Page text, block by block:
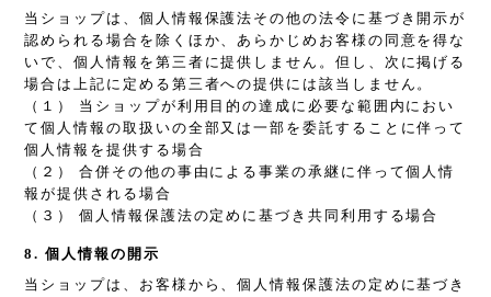
当ショップは、個人情報保護法その他の法令に基づき開示が
認められる場合を除くほか、あらかじめお客様の同意を得な
いで、個人情報を第三者に提供しません。但し、次に掲げる
場合は上記に定める第三者への提供には該当しません。
（１） 当ショップが利用目的の達成に必要な範囲内におい
て個人情報の取扱いの全部又は一部を委託することに伴って
個人情報を提供する場合
（２） 合併その他の事由による事業の承継に伴って個人情
報が提供される場合
（３） 個人情報保護法の定めに基づき共同利用する場合
8. 個人情報の開示
当ショップは、お客様から、個人情報保護法の定めに基づき